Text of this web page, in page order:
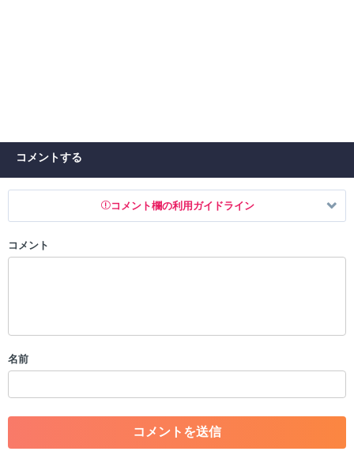
コメントする
コメント欄の利用ガイドライン
以下の書き込みを禁止とし、場合によってはコメント削除や書き込み制
・一度削除された投稿を再び投稿すること
・アカウントの売買など金銭が絡む内容の投稿
・各ゲームのネタバレを含む内容の投稿
・その他、管理者が不適切と判断した投稿
コメント
名前